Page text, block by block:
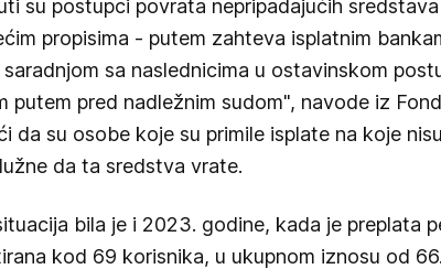
su postupci povrata nepripadajućih
propisima - putem zahteva isplatnim
sa naslednicima u ostavinskom
putem pred nadležnim sudom", navode iz
da su osobe koje su primile isplate na koje
da ta sredstva vrate.
bila je i 2023. godine, kada je preplata
kod 69 korisnika, u ukupnom iznosu od